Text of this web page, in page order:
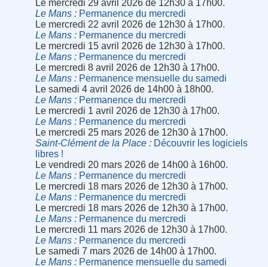
Le mercredi 29 avril 2026 de 12h30 à 17h00.
Le Mans
Permanence du mercredi
Le mercredi 22 avril 2026 de 12h30 à 17h00.
Le Mans
Permanence du mercredi
Le mercredi 15 avril 2026 de 12h30 à 17h00.
Le Mans
Permanence du mercredi
Le mercredi 8 avril 2026 de 12h30 à 17h00.
Le Mans
Permanence mensuelle du samedi
Le samedi 4 avril 2026 de 14h00 à 18h00.
Le Mans
Permanence du mercredi
Le mercredi 1 avril 2026 de 12h30 à 17h00.
Le Mans
Permanence du mercredi
Le mercredi 25 mars 2026 de 12h30 à 17h00.
Saint-Clément de la Place
Découvrir les logiciels
libres !
Le vendredi 20 mars 2026 de 14h00 à 16h00.
Le Mans
Permanence du mercredi
Le mercredi 18 mars 2026 de 12h30 à 17h00.
Le Mans
Permanence du mercredi
Le mercredi 18 mars 2026 de 12h30 à 17h00.
Le Mans
Permanence du mercredi
Le mercredi 11 mars 2026 de 12h30 à 17h00.
Le Mans
Permanence du mercredi
Le samedi 7 mars 2026 de 14h00 à 17h00.
Le Mans
Permanence mensuelle du samedi